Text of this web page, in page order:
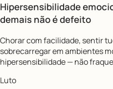
Hipersensibilidade
demais não é defeito
Chorar com facilidade, sentir
sobrecarregar em ambientes
hipersensibilidade — não
Luto